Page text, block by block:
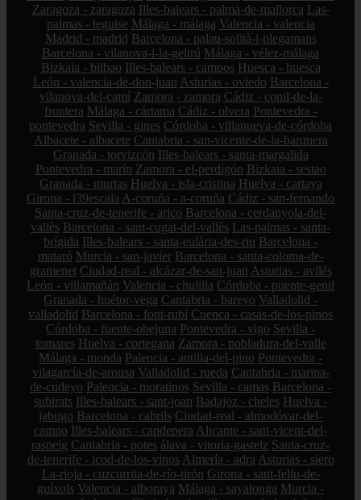
Zaragoza - zaragoza Illes-balears - palma-de-mallorca Las-
palmas - teguise Málaga - málaga Valencia - valencia
Madrid - madrid Barcelona - palau-solità-i-plegamans
Barcelona - vilanova-i-la-geltrú Málaga - vélez-málaga
Bizkaia - bilbao Illes-balears - campos Huesca - huesca
León - valencia-de-don-juan Asturias - oviedo Barcelona -
vilanova-del-camí Zamora - zamora Cádiz - conil-de-la-
frontera Málaga - cártama Cádiz - olvera Pontevedra -
pontevedra Sevilla - gines Córdoba - villanueva-de-córdoba
Albacete - albacete Cantabria - san-vicente-de-la-barquera
Granada - torvizcón Illes-balears - santa-margalida
Pontevedra - marín Zamora - el-perdigón Bizkaia - sestao
Granada - murtas Huelva - isla-cristina Huelva - cartaya
Girona - l39escala A-coruña - a-coruña Cádiz - san-fernando
Santa-cruz-de-tenerife - arico Barcelona - cerdanyola-del-
vallès Barcelona - sant-cugat-del-vallès Las-palmas - santa-
brígida Illes-balears - santa-eulària-des-riu Barcelona -
mataró Murcia - san-javier Barcelona - santa-coloma-de-
gramenet Ciudad-real - alcázar-de-san-juan Asturias - avilés
León - villamañán Valencia - chulilla Córdoba - puente-genil
Granada - huétor-vega Cantabria - bareyo Valladolid -
valladolid Barcelona - font-rubí Cuenca - casas-de-los-pinos
Córdoba - fuente-obejuna Pontevedra - vigo Sevilla -
tomares Huelva - cortegana Zamora - pobladura-del-valle
Málaga - monda Palencia - autilla-del-pino Pontevedra -
vilagarcía-de-arousa Valladolid - rueda Cantabria - marina-
de-cudeyo Palencia - moratinos Sevilla - camas Barcelona -
subirats Illes-balears - sant-joan Badajoz - cheles Huelva -
jabugo Barcelona - cabrils Ciudad-real - almodóvar-del-
campo Illes-balears - capdepera Alicante - sant-vicent-del-
raspeig Cantabria - potes álava - vitoria-gasteiz Santa-cruz-
de-tenerife - icod-de-los-vinos Almería - adra Asturias - siero
La-rioja - cuzcurrita-de-río-tirón Girona - sant-feliu-de-
guíxols Valencia - alboraya Málaga - sayalonga Murcia -